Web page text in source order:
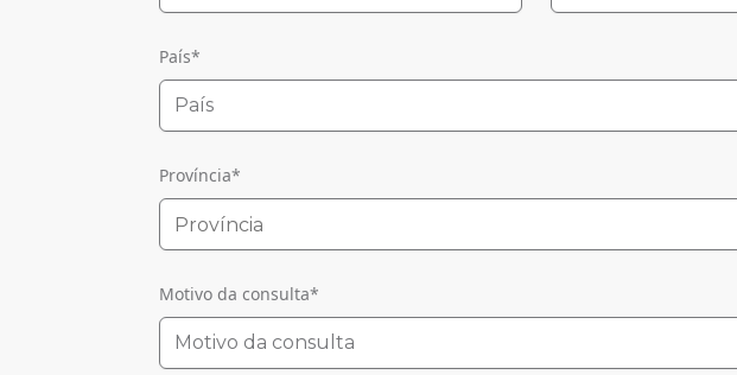
País*
País
Província*
Motivo da consulta*
Motivo da consulta